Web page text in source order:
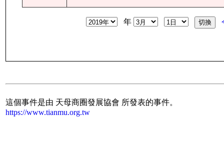
年
這個事件是由 天母商圈發展協會 所發表的事件。
https://www.tianmu.org.tw